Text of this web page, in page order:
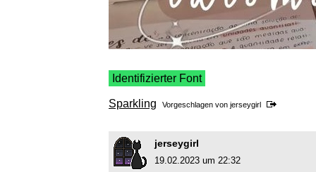
Identifizierter Font
Sparkling Vorgeschlagen von jerseygirl
jerseygirl
19.02.2023 um 22:32